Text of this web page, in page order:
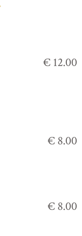
€ 12.00
€ 8.00
€ 8.00